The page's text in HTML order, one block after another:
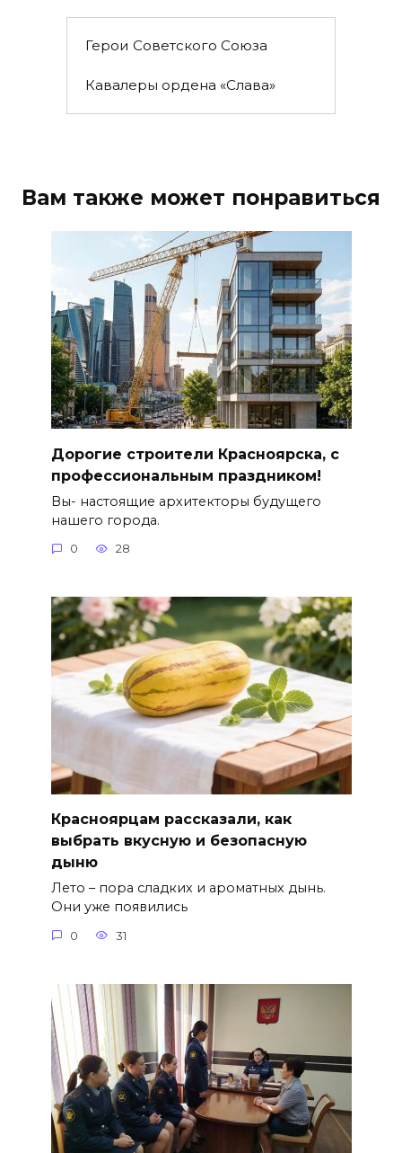
Герои Советского Союза
Кавалеры ордена «Слава»
Вам также может понравиться
Дорогие строители Красноярска, с
профессиональным праздником!
Вы- настоящие архитекторы будущего
нашего города.
0 28
Красноярцам рассказали, как
выбрать вкусную и безопасную
дыню
Лето – пора сладких и ароматных дынь.
Они уже появились
0 31